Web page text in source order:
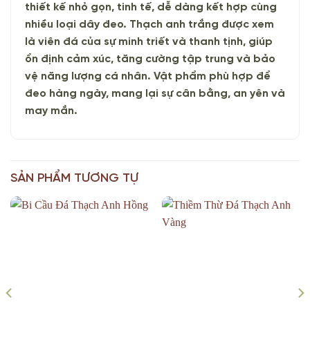
thiết kế nhỏ gọn, tinh tế, dễ dàng kết hợp cùng
nhiều loại dây đeo. Thạch anh trắng được xem
là viên đá của sự minh triết và thanh tịnh, giúp
ổn định cảm xúc, tăng cường tập trung và bảo
vệ năng lượng cá nhân. Vật phẩm phù hợp để
đeo hàng ngày, mang lại sự cân bằng, an yên và
may mắn.
SẢN PHẨM TƯƠNG TỰ